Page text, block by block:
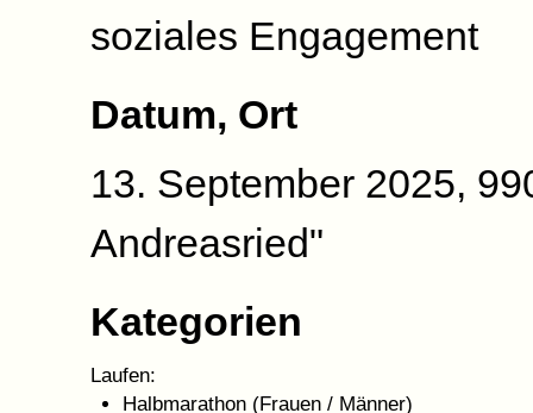
soziales Engagement
Datum, Ort
13. September 2025,
Andreasried"
Kategorien
Laufen:
Halbmarathon (Frauen / Männer)